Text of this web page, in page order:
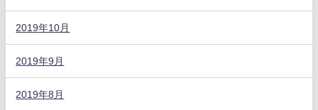
2019年10月
2019年9月
2019年8月